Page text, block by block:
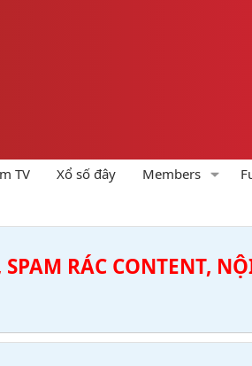
TV Xổ số đây Members
RÁC CONTENT,